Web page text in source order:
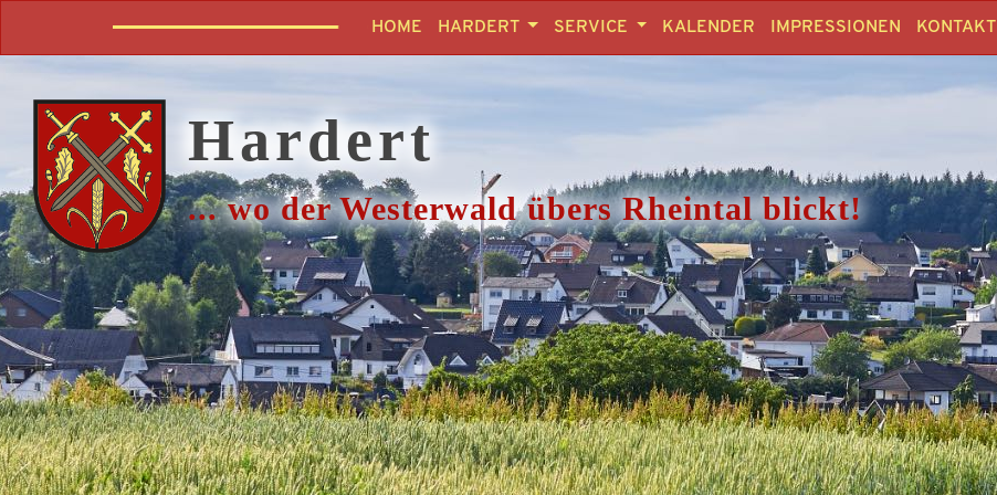
HOME HARDERT SERVICE KALENDER IMPRESSIONEN KONTAKT
Hardert
... wo der Westerwald übers Rheintal blickt!